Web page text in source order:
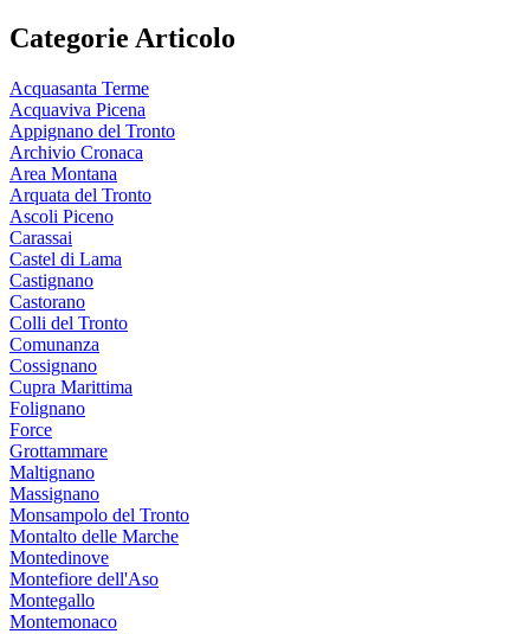
Categorie Articolo
Acquasanta Terme
Acquaviva Picena
Appignano del Tronto
Archivio Cronaca
Area Montana
Arquata del Tronto
Ascoli Piceno
Carassai
Castel di Lama
Castignano
Castorano
Colli del Tronto
Comunanza
Cossignano
Cupra Marittima
Folignano
Force
Grottammare
Maltignano
Massignano
Monsampolo del Tronto
Montalto delle Marche
Montedinove
Montefiore dell'Aso
Montegallo
Montemonaco